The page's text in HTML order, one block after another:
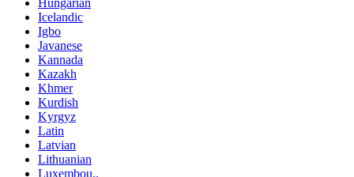
Hungarian
Icelandic
Igbo
Javanese
Kannada
Kazakh
Khmer
Kurdish
Kyrgyz
Latin
Latvian
Lithuanian
Luxembou..